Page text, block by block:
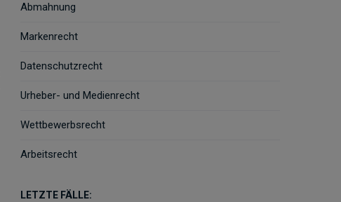
Abmahnung
Markenrecht
Datenschutzrecht
Urheber- und Medienrecht
Wettbewerbsrecht
Arbeitsrecht
LETZTE FÄLLE: